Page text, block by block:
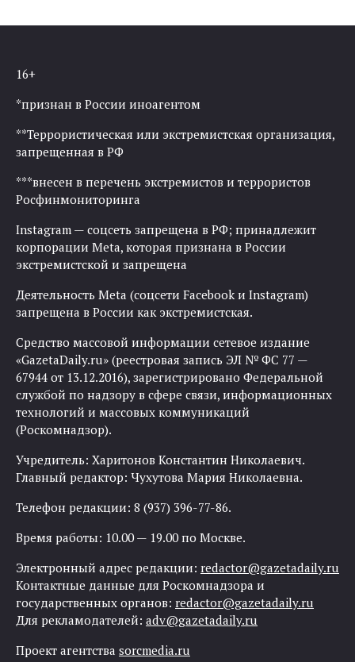
16+
*признан в России иноагентом
**Террористическая или экстремистская организация,
запрещенная в РФ
***внесен в перечень экстремистов и террористов
Росфинмониторинга
Instagram — соцсеть запрещена в РФ; принадлежит
корпорации Meta, которая признана в России
экстремистской и запрещена
Деятельность Meta (соцсети Facebook и Instagram)
запрещена в России как экстремистская.
Средство массовой информации сетевое издание
«GazetaDaily.ru» (реестровая запись ЭЛ № ФС 77 —
67944 от 13.12.2016), зарегистрировано Федеральной
службой по надзору в сфере связи, информационных
технологий и массовых коммуникаций
(Роскомнадзор).
Учредитель: Харитонов Константин Николаевич.
Главный редактор: Чухутова Мария Николаевна.
Телефон редакции: 8 (937) 396-77-86.
Время работы: 10.00 — 19.00 по Москве.
Электронный адрес редакции: redactor@gazetadaily.ru
Контактные данные для Роскомнадзора и
государственных органов: redactor@gazetadaily.ru
Для рекламодателей: adv@gazetadaily.ru
Проект агентства sorcmedia.ru